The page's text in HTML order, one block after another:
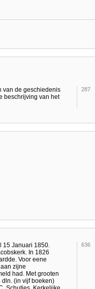
van de geschiedenis
beschrijving van het
287
15 Januari 1850.
In 1826
Voor eene
zijne
had. Met grooten
(in vijf boeken)
636